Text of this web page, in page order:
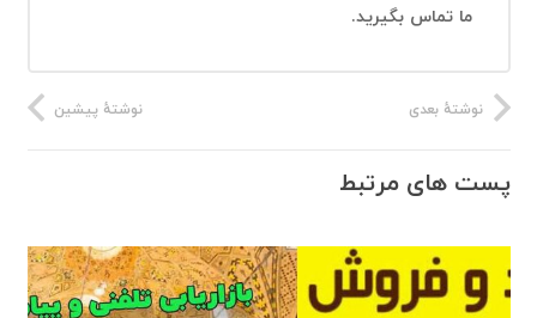
ما تماس بگیرید.
نوشتهٔ پیشین نوشتهٔ بعدی
پست های مرتبط